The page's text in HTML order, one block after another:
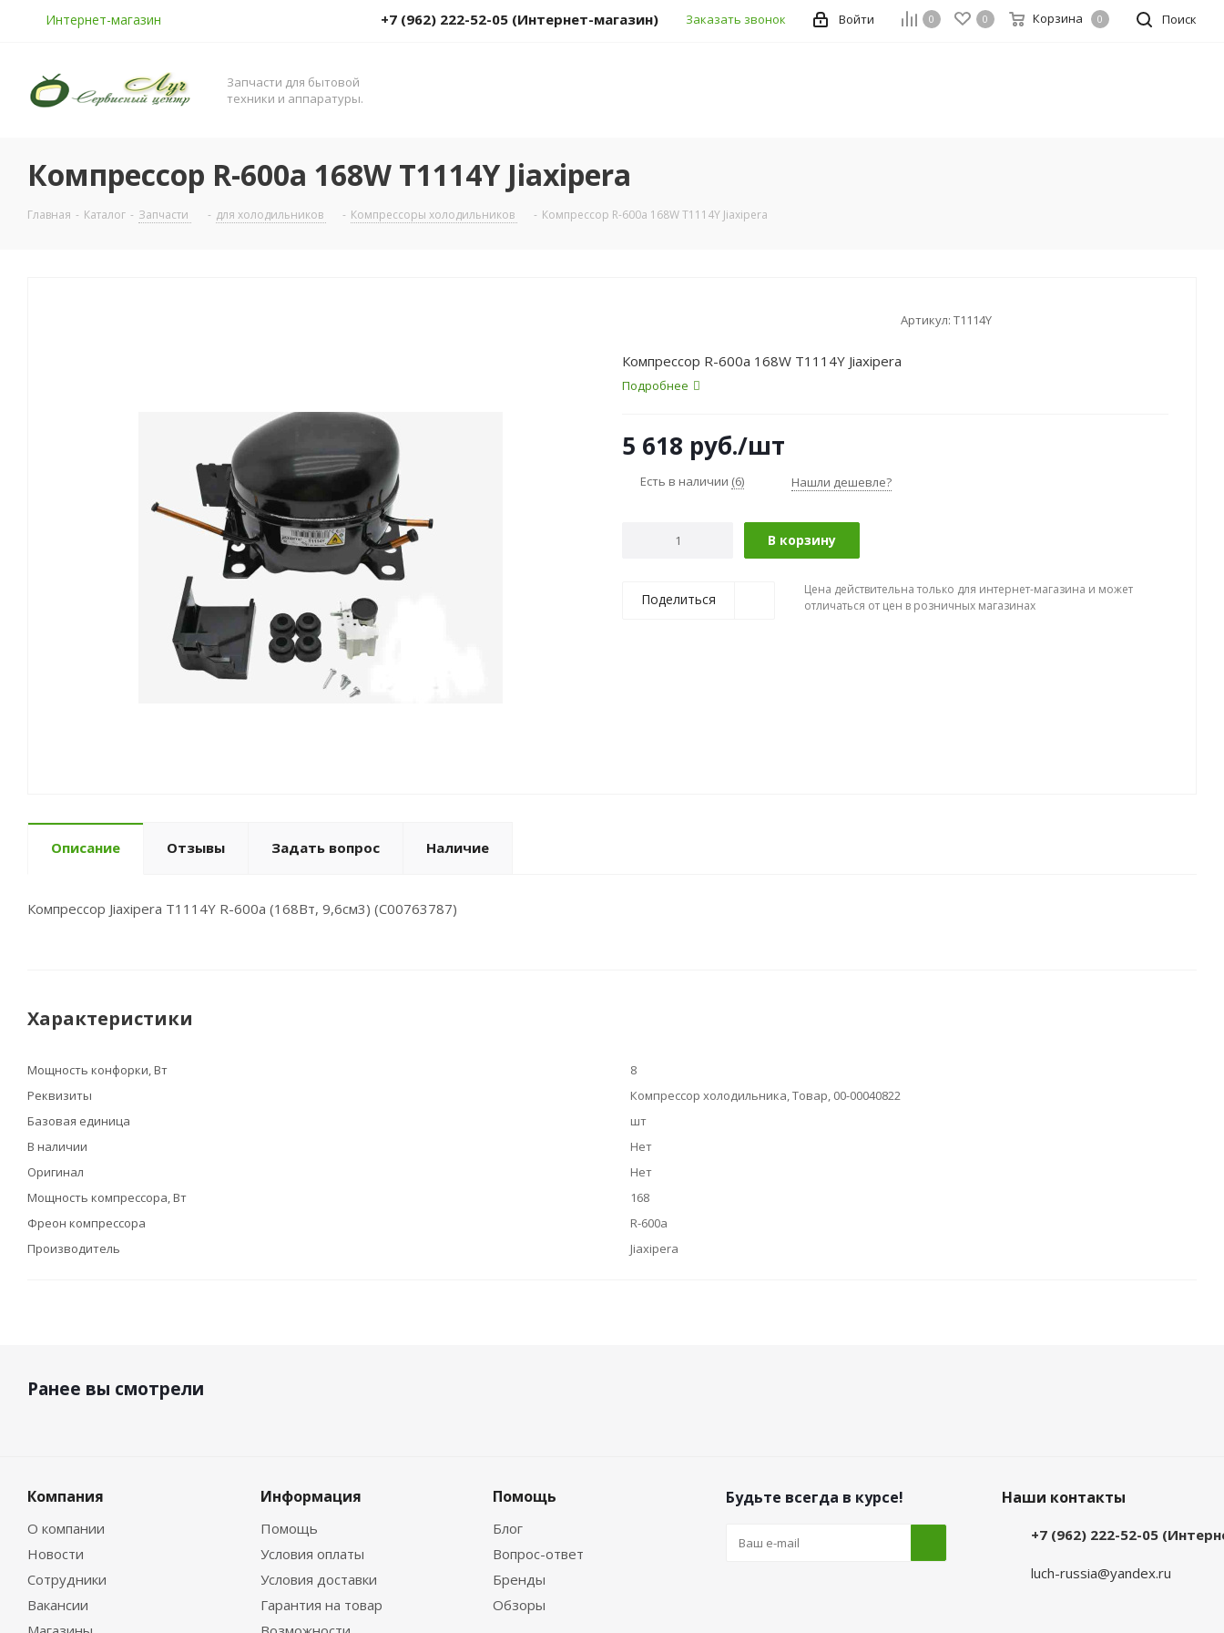
Интернет-магазин Поиск
0 0 Корзина 0
Войти
+7 (962) 222-52-05 (Интернет-магазин) Заказать звонок
Запчасти для бытовой
техники и аппаратуры.
Компрессор R-600a 168W T1114Y Jiaxipera
Главная - Каталог - Запчасти - для холодильников - Компрессоры холодильников - Компрессор R-600a 168W T1114Y Jiaxipera
Артикул: T1114Y
Компрессор R-600a 168W T1114Y Jiaxipera
Подробнее
5 618 руб./шт
Есть в наличии (6) Нашли дешевле?
В корзину
Поделиться
Цена действительна только для интернет-магазина и может
отличаться от цен в розничных магазинах
Описание Отзывы Задать вопрос Наличие
Компрессор Jiaxipera T1114Y R-600a (168Вт, 9,6см3) (C00763787)
Характеристики
Мощность конфорки, Вт
8
Реквизиты
Компрессор холодильника, Товар, 00-00040822
Базовая единица
шт
В наличии
Нет
Оригинал
Нет
Мощность компрессора, Вт
168
Фреон компрессора
R-600a
Производитель
Jiaxipera
Ранее вы смотрели
Компания
О компании
Новости
Сотрудники
Вакансии
Информация
Помощь
Условия оплаты
Условия доставки
Гарантия на товар
Помощь
Блог
Вопрос-ответ
Бренды
Обзоры
Будьте всегда в курсе! Наши контакты
+7 (962) 222-52-05
luch-russia@yandex.ru